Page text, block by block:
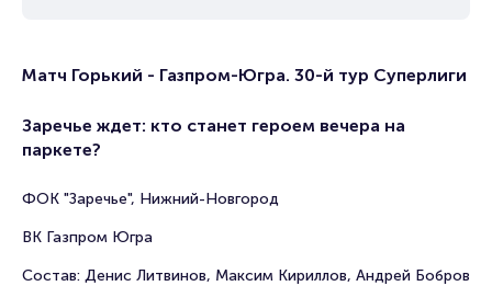
Матч Горький - Газпром-Югра. 30-й тур Суперлиги
Заречье ждет: кто станет героем вечера на
паркете?
ФОК "Заречье", Нижний-Новгород
ВК Газпром Югра
Состав: Денис Литвинов, Максим Кириллов, Андрей Бобров